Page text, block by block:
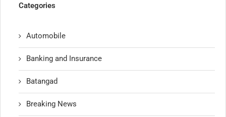
Categories
Automobile
Banking and Insurance
Batangad
Breaking News